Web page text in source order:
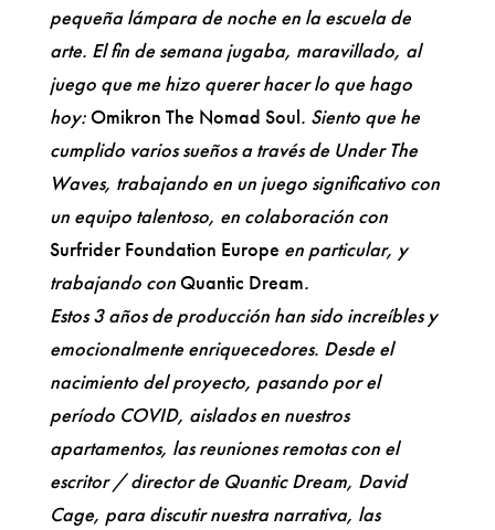
pequeña lámpara de noche en la escuela de
arte. El fin de semana jugaba, maravillado, al
juego que me hizo querer hacer lo que hago
hoy:Omikron The Nomad Soul. Siento que he
cumplido varios sueños a través de Under The
Waves, trabajando en un juego significativo con
un equipo talentoso, en colaboración con
Surfrider Foundation Europe en particular, y
trabajando conQuantic Dream.
Estos 3 años de producción han sido increíbles y
emocionalmente enriquecedores. Desde el
nacimiento del proyecto, pasando por el
período COVID, aislados en nuestros
apartamentos, las reuniones remotas con el
escritor / director de Quantic Dream, David
Cage, para discutir nuestra narrativa, las